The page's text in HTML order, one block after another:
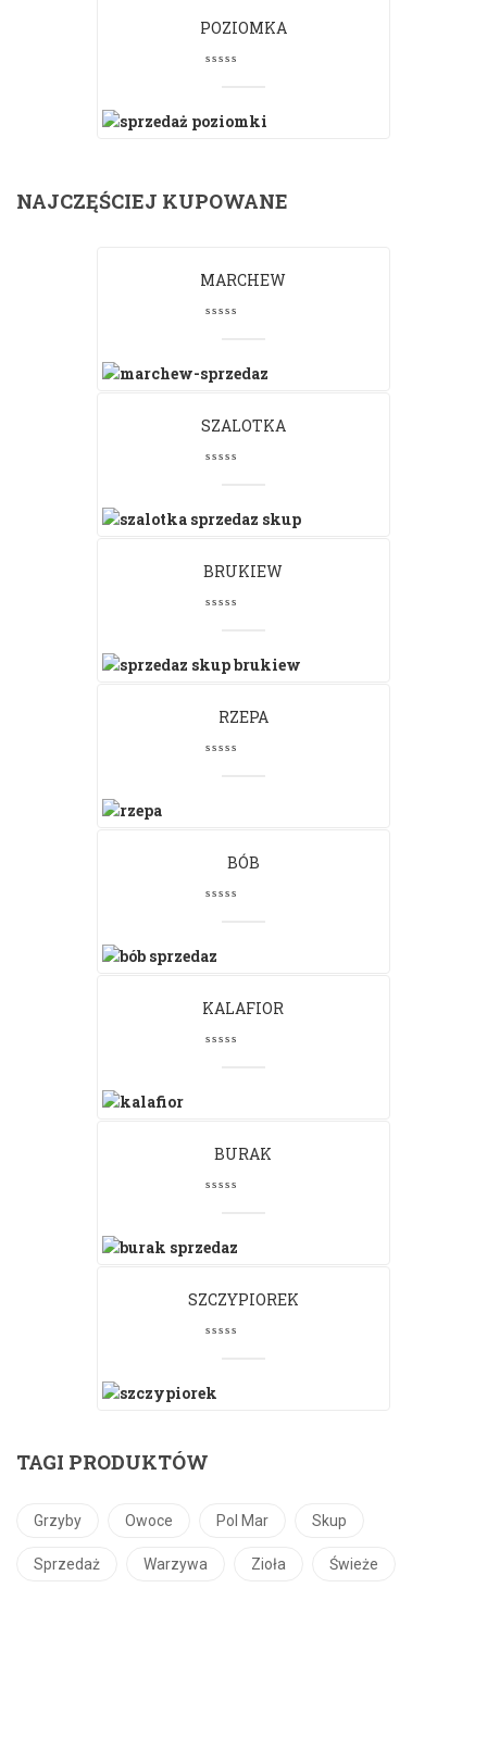
POZIOMKA
NAJCZĘŚCIEJ KUPOWANE
MARCHEW
SZALOTKA
BRUKIEW
RZEPA
BÓB
KALAFIOR
BURAK
SZCZYPIOREK
TAGI PRODUKTÓW
Grzyby Owoce Pol Mar Skup
Sprzedaż Warzywa Zioła Świeże